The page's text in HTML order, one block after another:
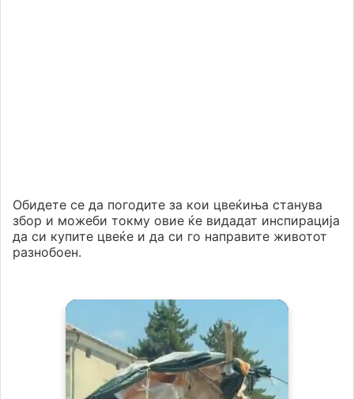
Обидете се да погодите за кои цвеќиња станува
збор и можеби токму овие ќе видадат инспирација
да си купите цвеќе и да си го направите животот
разнобоен.